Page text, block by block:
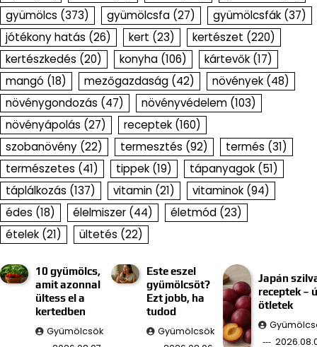
gyümölcs (373) gyümölcsfa (27) gyümölcsfák (37)
jótékony hatás (26) kert (23) kertészet (220)
kertészkedés (20) konyha (106) kártevők (17)
mangó (18) mezőgazdaság (42) növények (48)
növénygondozás (47) növényvédelem (103)
növényápolás (27) receptek (160)
szobanövény (22) termesztés (92) termés (31)
természetes (41) tippek (19) tápanyagok (51)
táplálkozás (137) vitamin (21) vitaminok (94)
édes (18) élelmiszer (44) életmód (23)
ételek (21) ültetés (22)
10 gyümölcs,
amit azonnal
ültess el a
kertedben
Gyümölcsök
Este eszel
gyümölcsöt?
Ezt jobb, ha
tudod
Gyümölcsök
Japán
receptek –
ötletek